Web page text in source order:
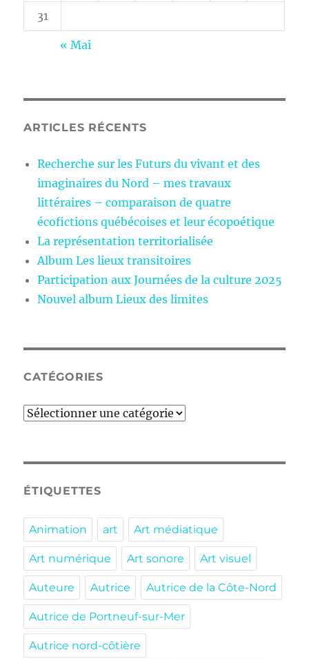
31
« Mai
ARTICLES RÉCENTS
Recherche sur les Futurs du vivant et des
imaginaires du Nord – mes travaux
littéraires – comparaison de quatre
écofictions québécoises et leur écopoétique
La représentation territorialisée
Album Les lieux transitoires
Participation aux Journées de la culture 2025
Nouvel album Lieux des limites
CATÉGORIES
Catégories
ÉTIQUETTES
Animation art Art médiatique
Art numérique Art sonore Art visuel
Auteure Autrice Autrice de la Côte-Nord
Autrice de Portneuf-sur-Mer
Autrice nord-côtière